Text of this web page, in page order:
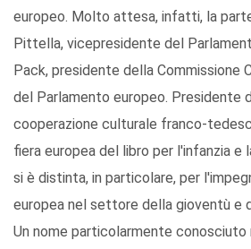
europeo. Molto attesa, infatti, la
Pittella, vicepresidente del
Pack, presidente della Commissione
del Parlamento europeo. Presidente
cooperazione culturale franco-
fiera europea del libro per l'infanzia e
si è distinta, in particolare, per
europea nel settore della gioventù e
Un nome particolarmente conosciuto